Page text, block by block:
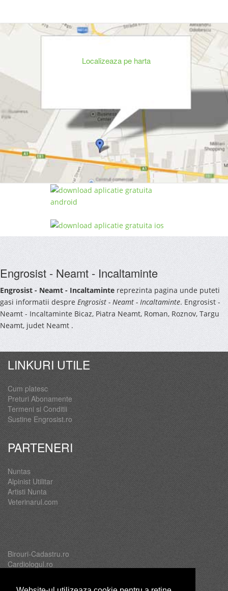
Localizeaza pe harta
Engrosist - Neamt - Incaltaminte
Engrosist - Neamt - Incaltaminte reprezinta pagina unde puteti
gasi informatii despre Engrosist - Neamt - Incaltaminte. Engrosist -
Neamt - Incaltaminte Bicaz, Piatra Neamt, Roman, Roznov, Targu
Neamt, judet Neamt .
LINKURI UTILE
Cum platesc
Preturi Abonamente
Termeni si Conditii
Sustine Engrosist.ro
PARTENERI
Nuntas
Alpinist Utilitar
Artisti Nunta
Veterinarul.com
Birouri-Cadastru.ro
Cardiologul.ro